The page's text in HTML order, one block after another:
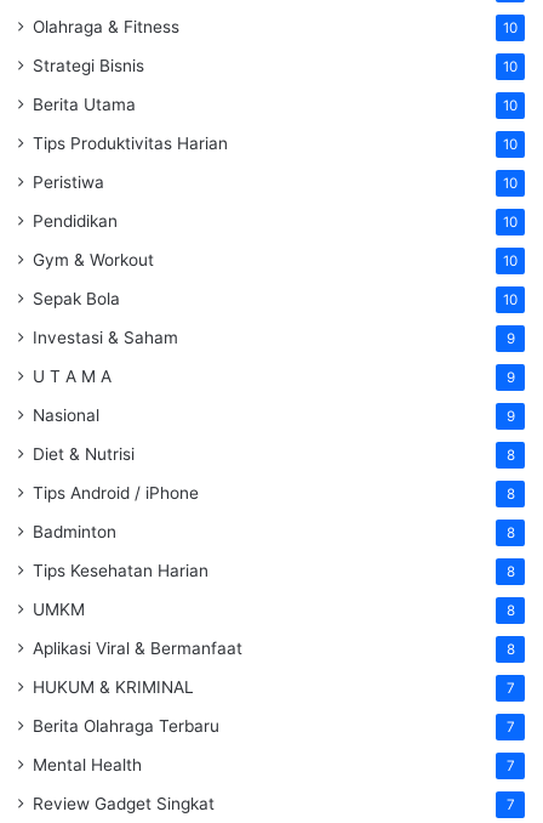
Olahraga & Fitness 10
Strategi Bisnis 10
Berita Utama 10
Tips Produktivitas Harian 10
Peristiwa 10
Pendidikan 10
Gym & Workout 10
Sepak Bola 10
Investasi & Saham 9
U T A M A 9
Nasional 9
Diet & Nutrisi 8
Tips Android / iPhone 8
Badminton 8
Tips Kesehatan Harian 8
UMKM 8
Aplikasi Viral & Bermanfaat 8
HUKUM & KRIMINAL 7
Berita Olahraga Terbaru 7
Mental Health 7
Review Gadget Singkat 7